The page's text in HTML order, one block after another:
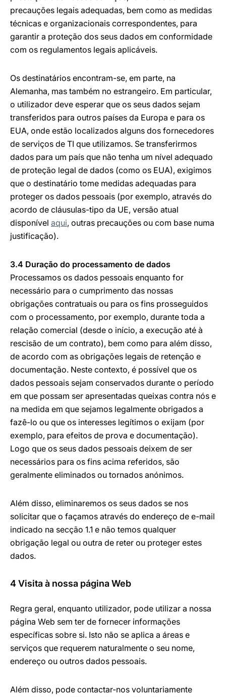
precauções legais adequadas, bem como as medidas
técnicas e organizacionais correspondentes, para
garantir a proteção dos seus dados em conformidade
com os regulamentos legais aplicáveis.
Os destinatários encontram-se, em parte, na
Alemanha, mas também no estrangeiro. Em particular,
o utilizador deve esperar que os seus dados sejam
transferidos para outros países da Europa e para os
EUA, onde estão localizados alguns dos fornecedores
de serviços de TI que utilizamos. Se transferirmos
dados para um país que não tenha um nível adequado
de proteção legal de dados (como os EUA), exigimos
que o destinatário tome medidas adequadas para
proteger os dados pessoais (por exemplo, através do
acordo de cláusulas-tipo da UE, versão atual
disponível aqui, outras precauções ou com base numa
justificação).
3.4 Duração do processamento de dados
Processamos os dados pessoais enquanto for
necessário para o cumprimento das nossas
obrigações contratuais ou para os fins prosseguidos
com o processamento, por exemplo, durante toda a
relação comercial (desde o início, a execução até à
rescisão de um contrato), bem como para além disso,
de acordo com as obrigações legais de retenção e
documentação. Neste contexto, é possível que os
dados pessoais sejam conservados durante o período
em que possam ser apresentadas queixas contra nós e
na medida em que sejamos legalmente obrigados a
fazê-lo ou que os interesses legítimos o exijam (por
exemplo, para efeitos de prova e documentação).
Logo que os seus dados pessoais deixem de ser
necessários para os fins acima referidos, são
geralmente eliminados ou tornados anónimos.
Além disso, eliminaremos os seus dados se nos
solicitar que o façamos através do endereço de e-mail
indicado na secção 1.1 e não temos qualquer
obrigação legal ou outra de reter ou proteger estes
dados.
4 Visita à nossa página Web
Regra geral, enquanto utilizador, pode utilizar a nossa
página Web sem ter de fornecer informações
específicas sobre si. Isto não se aplica a áreas e
serviços que requerem naturalmente o seu nome,
endereço ou outros dados pessoais.
Além disso, pode contactar-nos voluntariamente